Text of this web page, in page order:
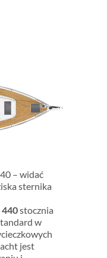
– widać
sternika
440stocznia
w
jest